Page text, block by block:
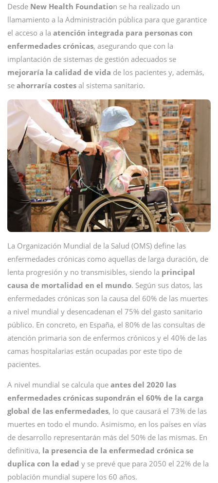
Desde New Health Foundation se ha realizado un
llamamiento a la Administración pública para que garantice
el acceso a la atención integrada para personas con
enfermedades crónicas, asegurando que con la
implantación de sistemas de gestión adecuados se
mejoraría la calidad de vida de los pacientes y, además,
se ahorraría costes al sistema sanitario.
La Organización Mundial de la Salud (OMS) define las
enfermedades crónicas como aquellas de larga duración, de
lenta progresión y no transmisibles, siendo la principal
causa de mortalidad en el mundo. Según sus datos, las
enfermedades crónicas son la causa del 60% de las muertes
a nivel mundial y desencadenan el 75% del gasto sanitario
público. En concreto, en España, el 80% de las consultas de
atención primaria son de enfermos crónicos y el 40% de las
camas hospitalarias están ocupadas por este tipo de
pacientes.
A nivel mundial se calcula que antes del 2020 las
enfermedades crónicas supondrán el 60% de la carga
global de las enfermedades, lo que causará el 73% de las
muertes en todo el mundo. Asimismo, en los países en vías
de desarrollo representarán más del 50% de las mismas. En
definitiva, la presencia de la enfermedad crónica se
duplica con la edad y se prevé que para 2050 el 22% de la
población mundial supere los 60 años.